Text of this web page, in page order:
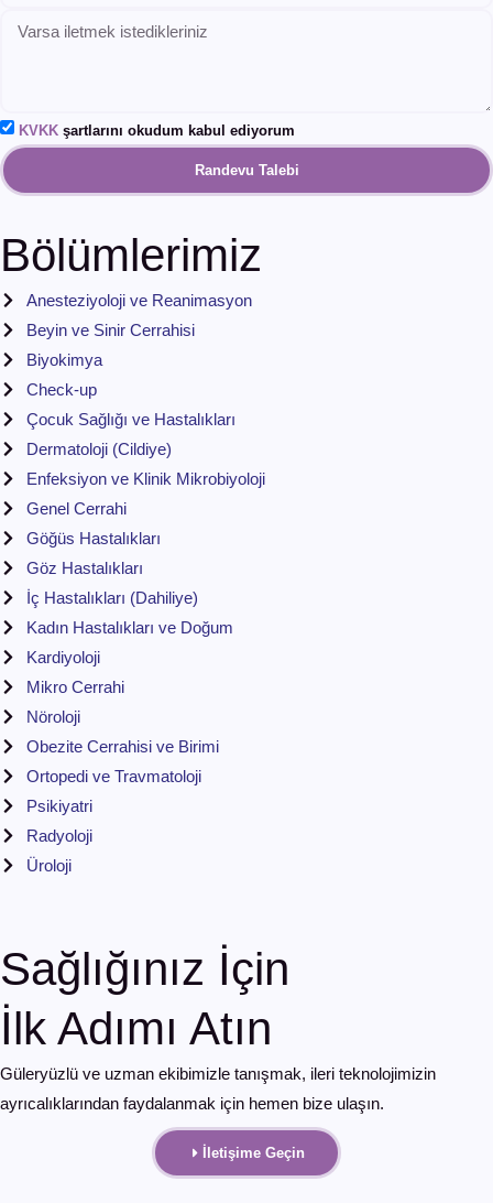
KVKK şartlarını okudum kabul ediyorum
Randevu Talebi
Bölümlerimiz
Anesteziyoloji ve Reanimasyon
Beyin ve Sinir Cerrahisi
Biyokimya
Check-up
Çocuk Sağlığı ve Hastalıkları
Dermatoloji (Cildiye)
Enfeksiyon ve Klinik Mikrobiyoloji
Genel Cerrahi
Göğüs Hastalıkları
Göz Hastalıkları
İç Hastalıkları (Dahiliye)
Kadın Hastalıkları ve Doğum
Kardiyoloji
Mikro Cerrahi
Nöroloji
Obezite Cerrahisi ve Birimi
Ortopedi ve Travmatoloji
Psikiyatri
Radyoloji
Üroloji
Sağlığınız İçin
İlk Adımı Atın
Güleryüzlü ve uzman ekibimizle tanışmak, ileri teknolojimizin
ayrıcalıklarından faydalanmak için hemen bize ulaşın.
İletişime Geçin